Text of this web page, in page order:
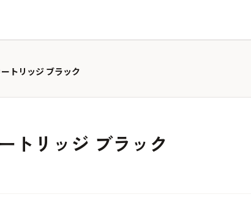
トリッジ ブラック
トリッジ ブラック